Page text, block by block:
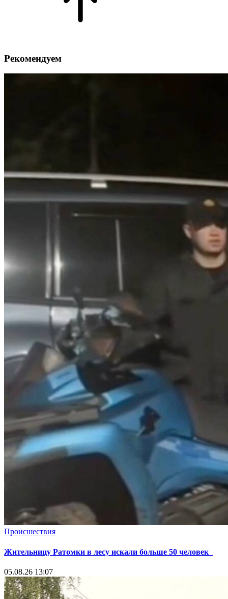
Рекомендуем
Происшествия
Жительницу Ратомки в лесу искали больше 50 человек
05.08.26 13:07